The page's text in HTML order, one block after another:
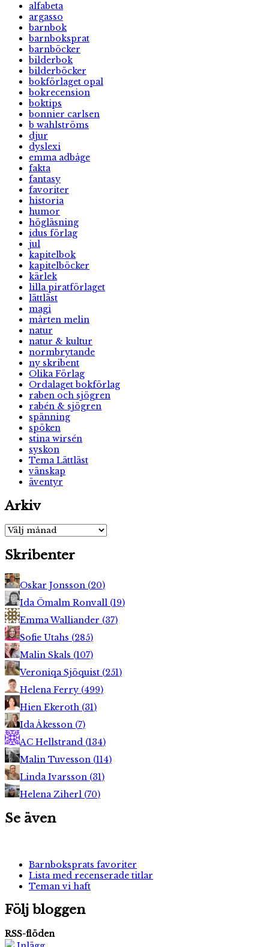
alfabeta
argasso
barnbok
barnboksprat
barnböcker
bilderbok
bilderböcker
bokförlaget opal
bokrecension
boktips
bonnier carlsen
b wahlströms
djur
dyslexi
emma adbåge
fakta
fantasy
favoriter
historia
humor
högläsning
idus förlag
jul
kapitelbok
kapitelböcker
kärlek
lilla piratförlaget
lättläst
magi
mårten melin
natur
natur & kultur
normbrytande
ny skribent
Olika Förlag
Ordalaget bokförlag
raben och sjögren
rabén & sjögren
spänning
spöken
stina wirsén
syskon
Tema Lättläst
vänskap
äventyr
Arkiv
Arkiv
Skribenter
Oskar Jonsson (20)
Ida Ömalm Ronvall (19)
Emma Walliander (37)
Sofie Utahs (285)
Malin Skals (107)
Veroniqa Sjöquist (251)
Helena Ferry (499)
Hien Ekeroth (31)
Ida Åkesson (7)
AC Hellstrand (134)
Malin Tuvesson (114)
Linda Ivarsson (31)
Helena Ziherl (70)
Se även
Barnboksprats favoriter
Lista med recenserade titlar
Teman vi haft
Följ bloggen
RSS-flöden